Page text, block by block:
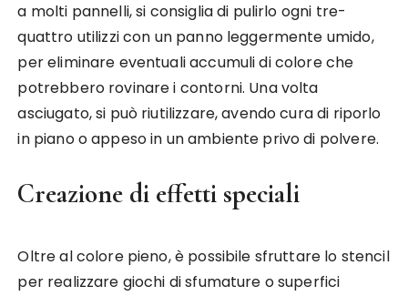
a molti pannelli, si consiglia di pulirlo ogni tre-
quattro utilizzi con un panno leggermente umido,
per eliminare eventuali accumuli di colore che
potrebbero rovinare i contorni. Una volta
asciugato, si può riutilizzare, avendo cura di riporlo
in piano o appeso in un ambiente privo di polvere.
Creazione di effetti speciali
Oltre al colore pieno, è possibile sfruttare lo stencil
per realizzare giochi di sfumature o superfici